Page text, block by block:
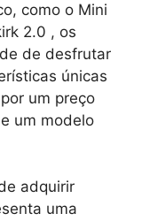
como o Mini
2.0 , os
de desfrutar
únicas
um preço
um modelo
adquirir
uma